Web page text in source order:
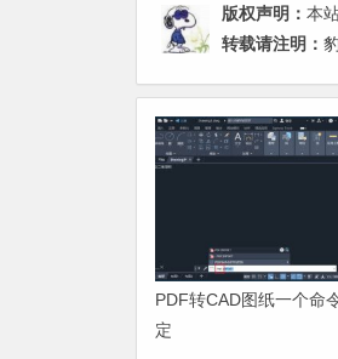
版权声明： 本
转载请注明：
PDF转CAD图纸一个命
定